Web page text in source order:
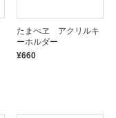
たまべヱ アクリルキ
ーホルダー
¥660